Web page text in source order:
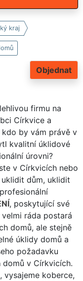
kraj
Objednat
firmu na
Církvice a
kdo by vám právě v
kvalitní úklidové
úrovni?
v Církvicích nebo
dům, uklidit
, poskytující své
ráda postará
domů, ale stejně
úklidy domů a
požadavku
v Církvicích.
vysajeme koberce,